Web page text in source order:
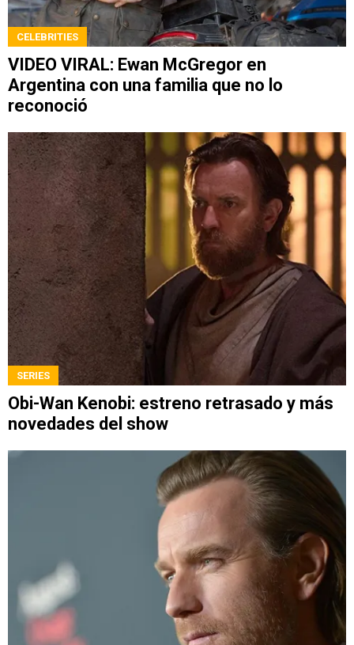
CELEBRITIES
VIDEO VIRAL: Ewan McGregor en
Argentina con una familia que no lo
reconoció
SERIES
Obi-Wan Kenobi: estreno retrasado y más
novedades del show